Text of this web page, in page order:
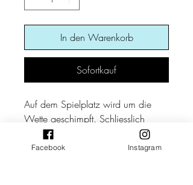
In den Warenkorb
Sofortkauf
Auf dem Spielplatz wird um die
Wette geschimpft. Schliesslich
geht's darum, wer ab jetzt am
Klettergerüst das Sagen hat! Nur die
Facebook Instagram